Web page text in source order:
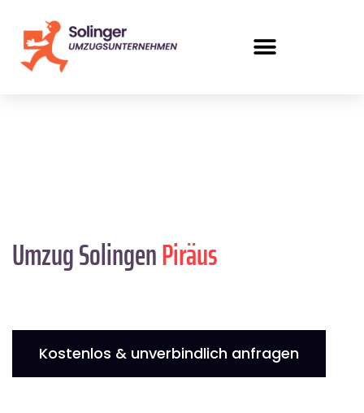
Umzug SolingenPiräus
Kostenlos & unverbindlich anfragen